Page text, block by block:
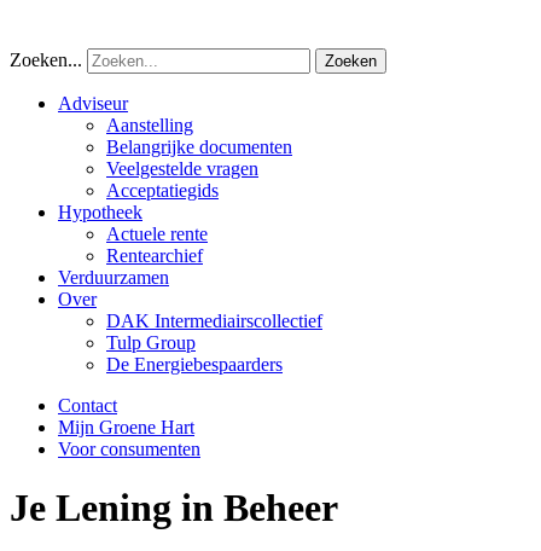
Zoeken...
Adviseur
Aanstelling
Belangrijke documenten
Veelgestelde vragen
Acceptatiegids
Hypotheek
Actuele rente
Rentearchief
Verduurzamen
Over
DAK Intermediairscollectief
Tulp Group
De Energiebespaarders
Contact
Mijn Groene Hart
Voor consumenten
Je Lening in Beheer